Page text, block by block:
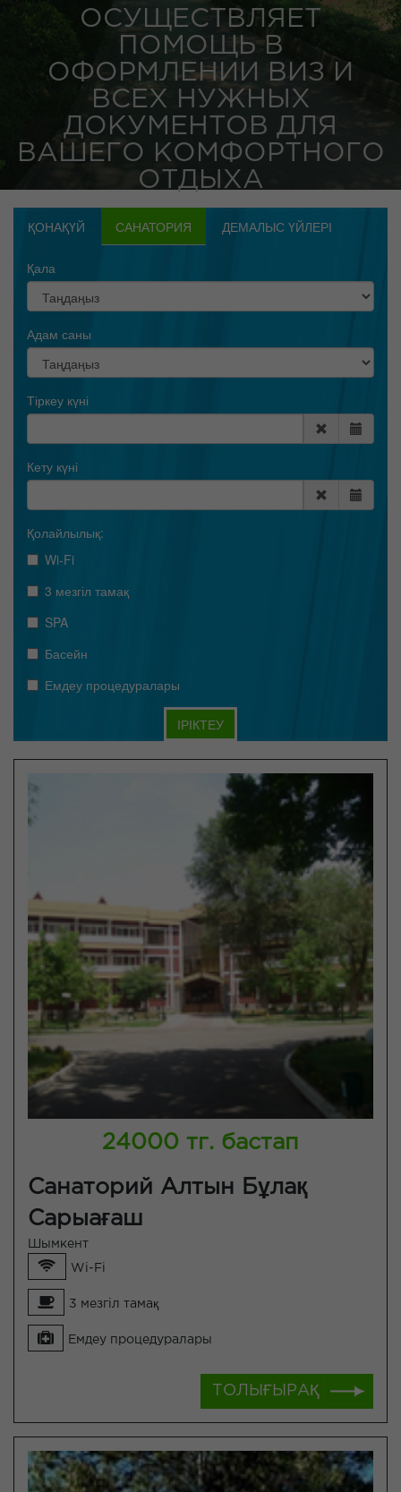
ОСУЩЕСТВЛЯЕТ
ПОМОЩЬ В
ОФОРМЛЕНИИ ВИЗ И
ВСЕХ НУЖНЫХ
ДОКУМЕНТОВ ДЛЯ
ВАШЕГО КОМФОРТНОГО
ОТДЫХА
ҚОНАҚҮЙ САНАТОРИЯ ДЕМАЛЫС ҮЙЛЕРІ
Қала
Адам саны
Тіркеу күні
Кету күні
Қолайлылық:
Wi-Fi
3 мезгіл тамақ
SPA
Басейн
Емдеу процедуралары
ІРІКТЕУ
24000 тг. бастап
Санаторий Алтын Бұлақ
Сарыағаш
Шымкент
Wi-Fi
3 мезгіл тамақ
Емдеу процедуралары
ТОЛЫҒЫРАҚ